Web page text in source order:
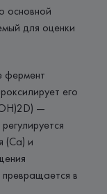
основной
для оценки
фермент
его
—
(Са) и
в